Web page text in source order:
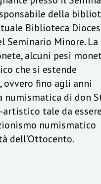
della
Biblioteca
Seminario Minore. La
alcuni pesi
che si estende
ovvero fino agli anni
numismatica di don
tale da essere
numismatico
dell’Ottocento.